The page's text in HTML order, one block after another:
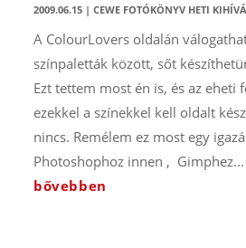
2009.06.15| CEWE FOTÓKÖNYV HETI
A ColourLovers oldalán
színpaletták között, sőt
Ezt tettem most én is, és az eheti
ezekkel a színekkel kell oldalt
nincs. Remélem ez most egy
Photoshophoz innen , Gimphez...
bővebben